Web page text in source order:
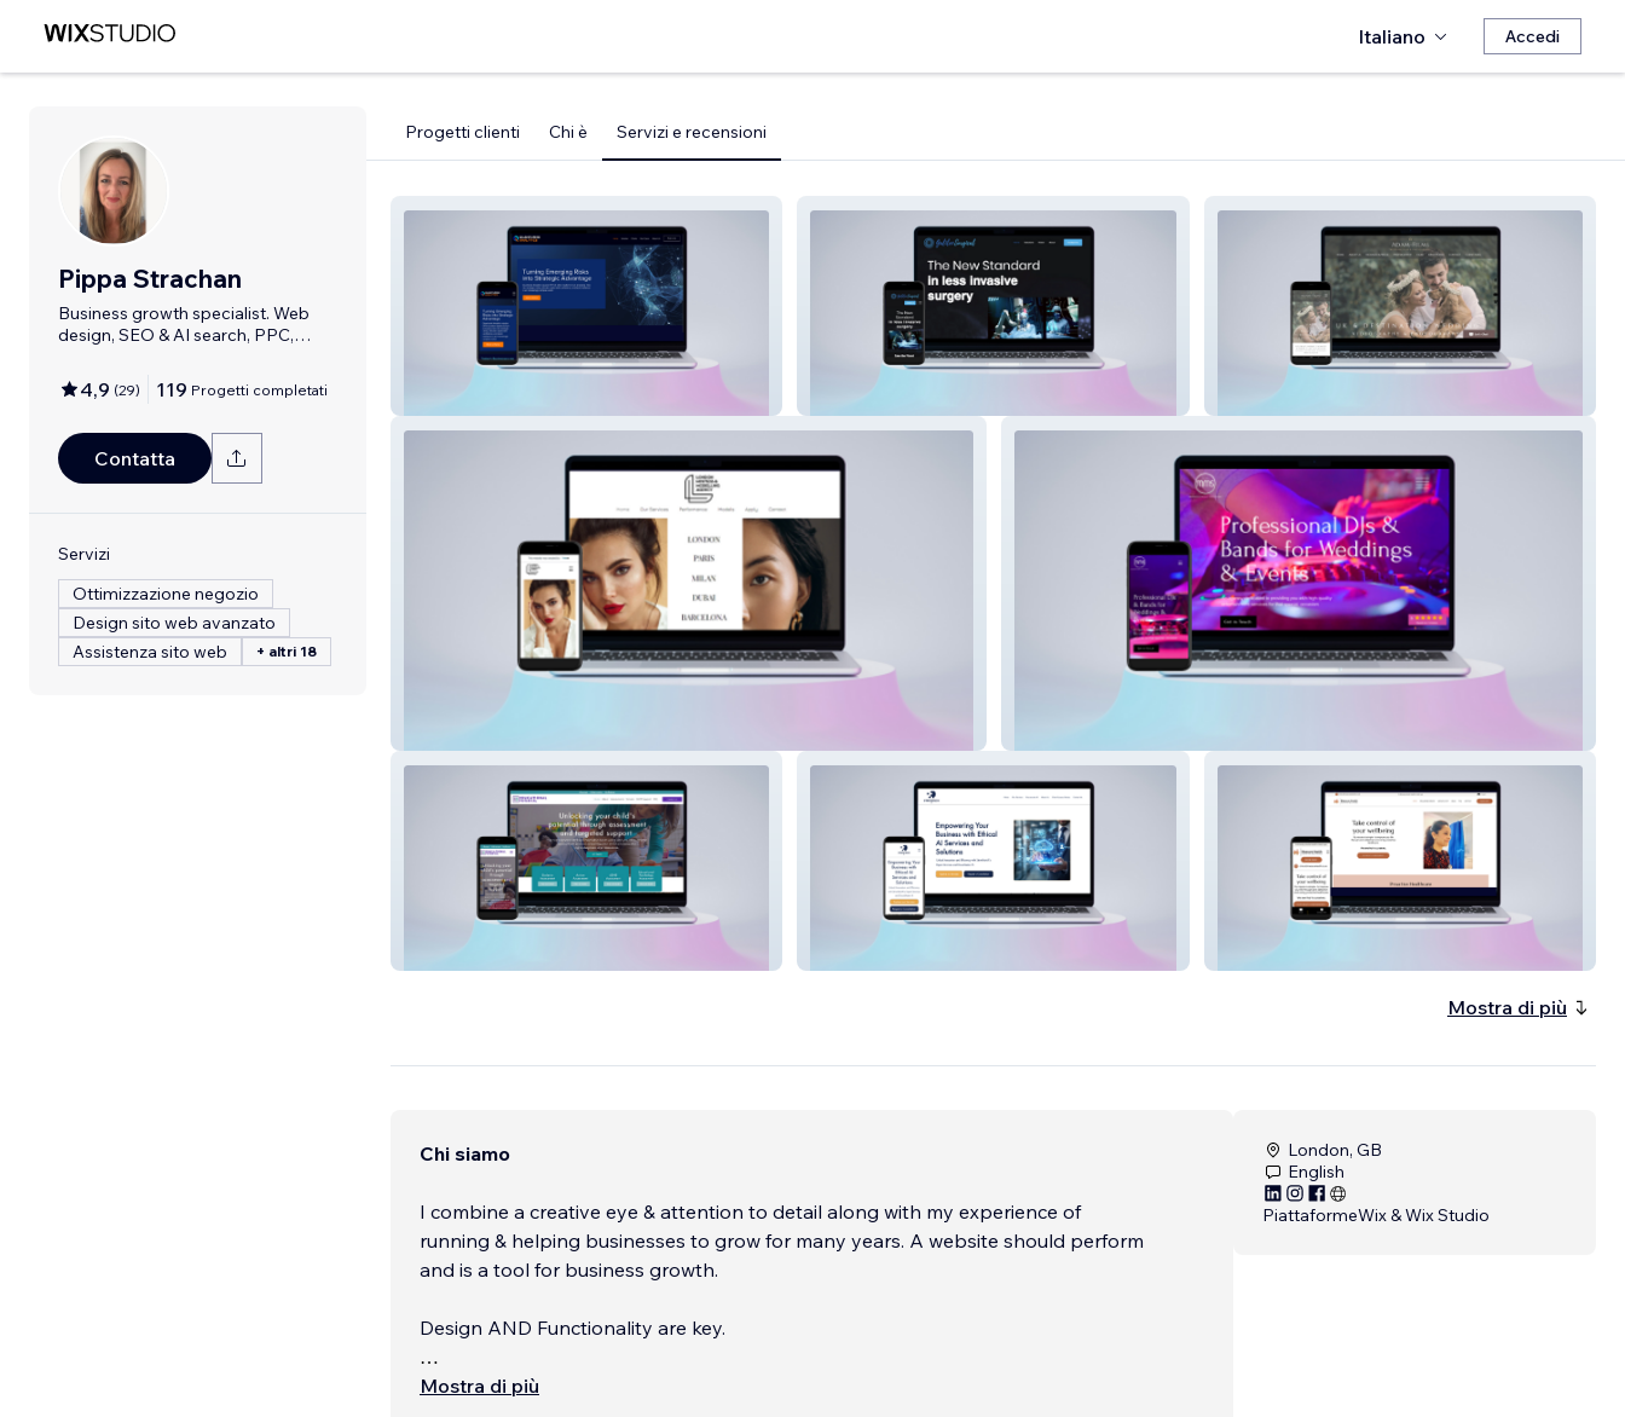
Italiano Accedi
Pippa Strachan
Business growth specialist. Web
design, SEO & AI search, PPC,
4,9 (29) 119 Progetti completati
Contatta
Servizi
Ottimizzazione negozio
Design sito web avanzato
Assistenza sito web
+ altri 18
Progetti clienti Chi è Servizi e recensioni
Mostra di più
Chi siamo
I combine a creative eye & attention to detail along with my experience of
running & helping businesses to grow for many years. A website should perform
and is a tool for business growth.
Design AND Functionality are key.
I work with businesses large and smalll, and offer 360 marketing services
Mostra di più
London, GB
English
PiattaformeWix & Wix Studio